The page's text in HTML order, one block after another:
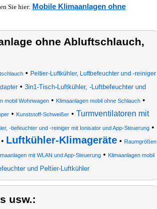
Sie hier: Mobile Klimaanlagen ohne
ohne Abluftschlauch,
• Peltier-Luftkühler, Luftbefeuchter und -reiniger
• 3in1-Tisch-Luftkühler, -Luftbefeuchter und
mobil Wohnwagen• Klimaanlagen mobil ohne Schlauch•
• Kunststoff-Schweißer • Turmventilatoren mit
-befeuchter und -reiniger mit Ionisator und App-Steuerung •
Luftkühler-Klimageräte • Raumgrößen
mit WLAN und App-Steuerung • Klimaanlagen mobil
und Peltier-Luftkühler
usw.: